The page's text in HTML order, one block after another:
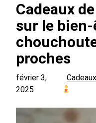
Cadeaux
sur le
proches
février 3,
2025